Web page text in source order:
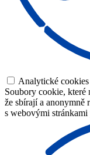
Analytické cookies
Soubory cookie, které
že sbírají a anonymně
s webovými stránkami